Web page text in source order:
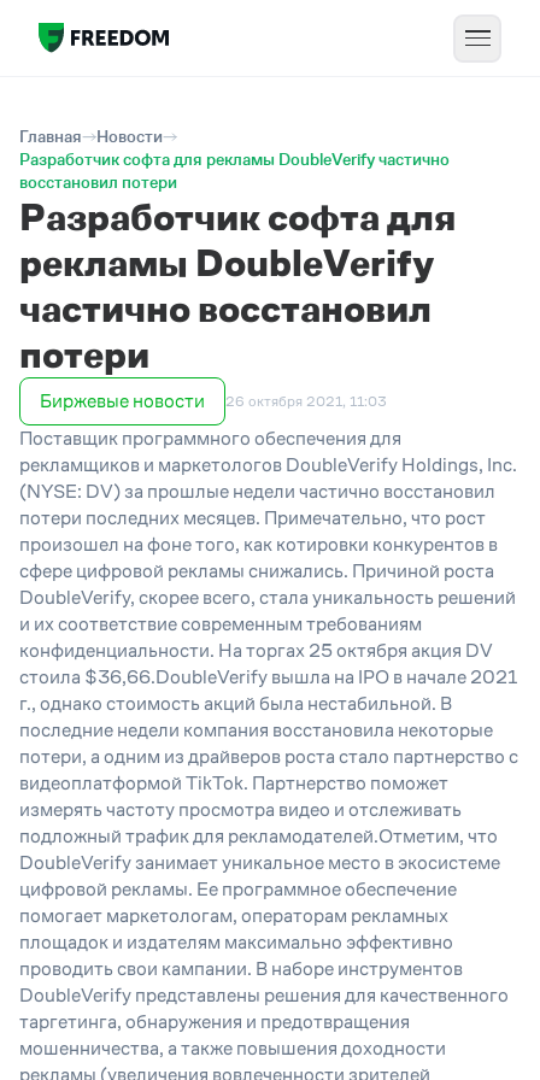
Главная
Новости
Разработчик софта для рекламы DoubleVerify частично
восстановил потери
Разработчик софта для
рекламы DoubleVerify
частично восстановил
потери
Биржевые новости 26 октября 2021, 11:03
Поставщик программного обеспечения для
рекламщиков и маркетологов DoubleVerify Holdings, Inc.
(NYSE: DV) за прошлые недели частично восстановил
потери последних месяцев. Примечательно, что рост
произошел на фоне того, как котировки конкурентов в
сфере цифровой рекламы снижались. Причиной роста
DoubleVerify, скорее всего, стала уникальность решений
и их соответствие современным требованиям
конфиденциальности. На торгах 25 октября акция DV
стоила $36,66.DoubleVerify вышла на IPO в начале 2021
г., однако стоимость акций была нестабильной. В
последние недели компания восстановила некоторые
потери, а одним из драйверов роста стало партнерство с
видеоплатформой TikTok. Партнерство поможет
измерять частоту просмотра видео и отслеживать
подложный трафик для рекламодателей.Отметим, что
DoubleVerify занимает уникальное место в экосистеме
цифровой рекламы. Ее программное обеспечение
помогает маркетологам, операторам рекламных
площадок и издателям максимально эффективно
проводить свои кампании. В наборе инструментов
DoubleVerify представлены решения для качественного
таргетинга, обнаружения и предотвращения
мошенничества, а также повышения доходности
рекламы (увеличения вовлеченности зрителей